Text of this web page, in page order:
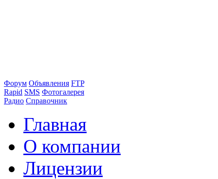
Форум Объявления FTP
Rapid SMS Фотогалерея
Радио Справочник
Главная
О компании
Лицензии